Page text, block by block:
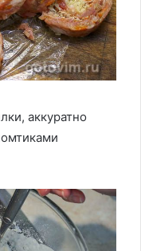
аккуратно